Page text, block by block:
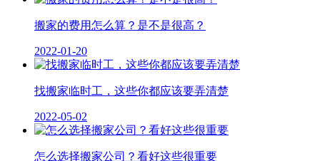
搬家的费用怎么算？是不是很高？
2022-01-20
找搬家临时工，这些你都应该要弄清楚
2022-05-02
怎么选择搬家公司？看好这些很重要